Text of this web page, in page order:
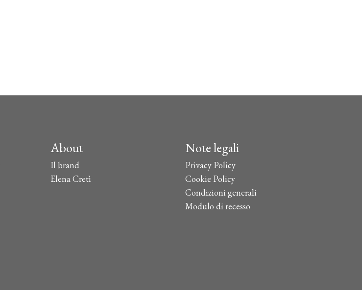
About
Il brand
Elena Cretì
Note legali
Privacy Policy
Cookie Policy
Condizioni generali
Modulo di recesso